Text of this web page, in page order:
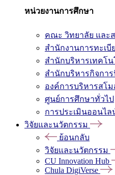
หน่วยงานการศึกษา
คณะ วิทยาลัย และ
สำนักงานการทะเบี
สำนักบริหารเทคโ
สำนักบริหารกิจกา
องค์การบริหารสโ
ศูนย์การศึกษาทั่วไป
การประเมินออนไล
วิจัยและนวัตกรรม
ย้อนกลับ
วิจัยและนวัตกรรม
CU Innovation Hub
Chula DigiVerse